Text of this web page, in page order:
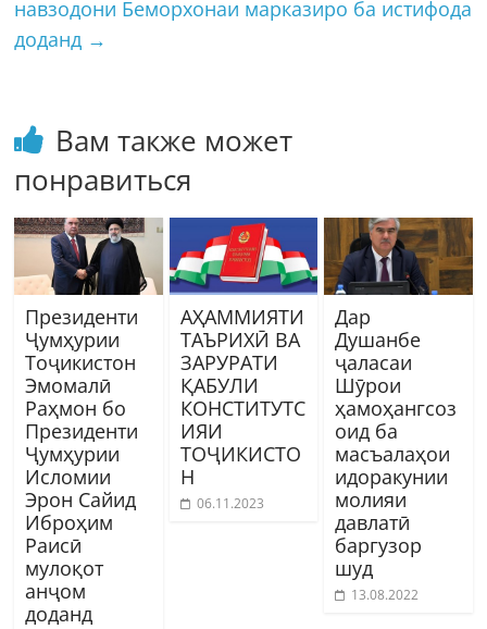
навзодони Беморхонаи марказиро ба истифода
доданд →
Вам также может
понравиться
Президенти
Ҷумҳурии
Тоҷикистон
Эмомалӣ
Раҳмон бо
Президенти
Ҷумҳурии
Исломии
Эрон Сайид
Иброҳим
Раисӣ
мулоқот
анҷом
доданд
АҲАММИЯТИ
ТАЪРИХӢ ВА
ЗАРУРАТИ
ҚАБУЛИ
КОНСТИТУТС
ИЯИ
ТОҶИКИСТО
Н
06.11.2023
Дар
Душанбе
ҷаласаи
Шӯрои
ҳамоҳангсоз
оид ба
масъалаҳои
идоракунии
молияи
давлатӣ
баргузор
шуд
13.08.2022